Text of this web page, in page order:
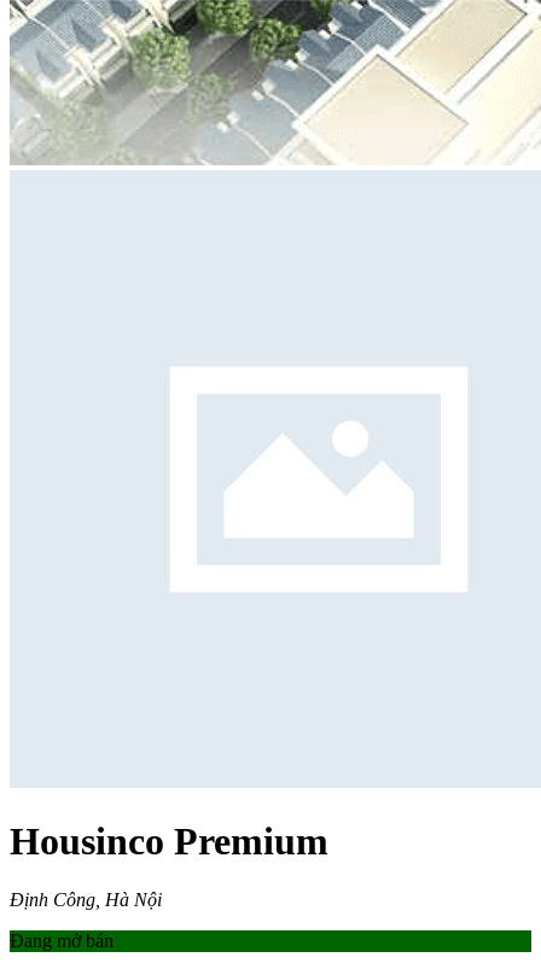
Housinco Premium
Định Công, Hà Nội
Đang mở bán